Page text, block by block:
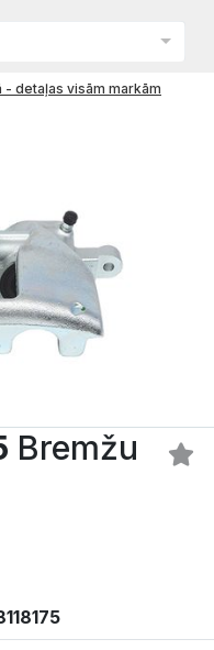
detaļas visām markām
Bremžu